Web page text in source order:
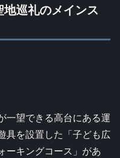
巡礼のメインス
一望できる高台にある運
具を設置した「子ども広
ーキングコース」があ